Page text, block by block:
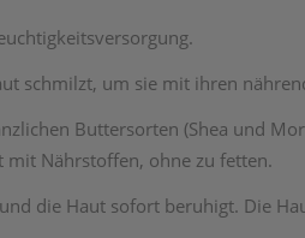
schmilzt, um sie mit ihren
Buttersorten (Shea und
Nährstoffen, ohne zu fetten.
die Haut sofort beruhigt. Die